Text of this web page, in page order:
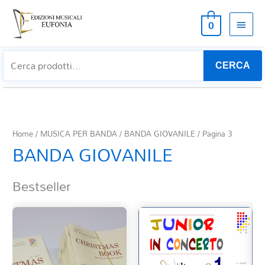
0
CERCA
Home/ MUSICA PER BANDA/ BANDA GIOVANILE / Pagina 3
BANDA GIOVANILE
Bestseller